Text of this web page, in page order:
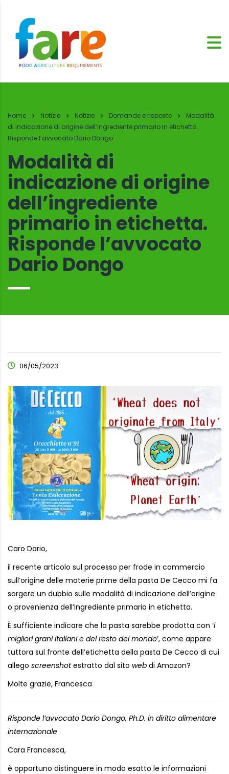
Home Notizie Notizie Domande e risposte
Modalità
di indicazione di origine dell’ingrediente primario in etichetta.
Risponde l’avvocato Dario Dongo
Modalità di
indicazione di origine
dell’ingrediente
primario in etichetta.
Risponde l’avvocato
Dario Dongo
06/05/2023
Caro Dario,
il recente articolo sul processo per frode in commercio
sull’origine delle materie prime della pasta De Cecco mi fa
sorgere un dubbio sulle modalità di indicazione dell’origine
o provenienza dell’ingrediente primario in etichetta.
È sufficiente indicare che la pasta sarebbe prodotta con ‘i
migliori grani italiani e del resto del mondo’, come appare
tuttora sul fronte dell’etichetta della pasta De Cecco di cui
allego screenshotestratto dal sito web di Amazon?
Molte grazie, Francesca
Risponde l’avvocato Dario Dongo, Ph.D. in diritto alimentare
internazionale
Cara Francesca,
è opportuno distinguere in modo esatto le informazioni